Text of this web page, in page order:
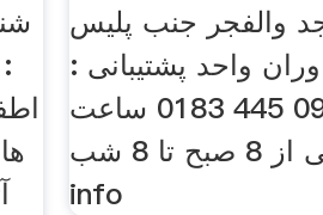
والفجر جنب پلیس
واحد پشتیبانی :
0912 445 0183 ساعت
پاسخگویی از 8 صبح تا 8 شب.
info